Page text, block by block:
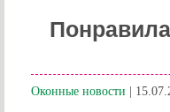
Оконные новости |